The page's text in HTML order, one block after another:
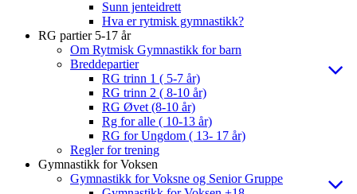
Sunn jenteidrett
Hva er rytmisk gymnastikk?
RG partier 5-17 år
Om Rytmisk Gymnastikk for barn
Breddepartier
RG trinn 1 ( 5-7 år)
RG trinn 2 ( 8-10 år)
RG Øvet (8-10 år)
Rg for alle ( 10-13 år)
RG for Ungdom ( 13- 17 år)
Regler for trening
Gymnastikk for Voksen
Gymnastikk for Voksne og Senior Gruppe